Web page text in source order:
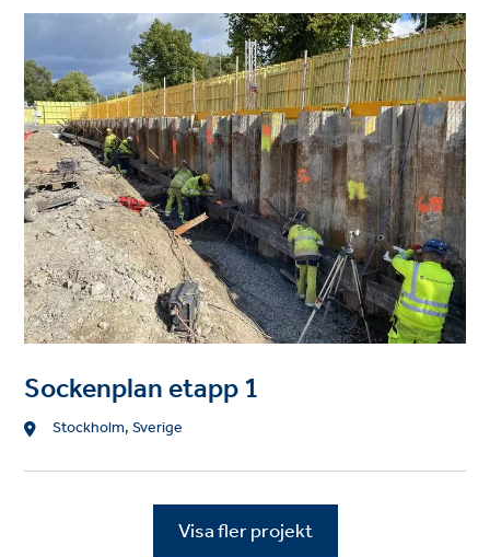
Project
image
Sockenplan etapp 1
Location
Stockholm, Sverige
Visa fler projekt